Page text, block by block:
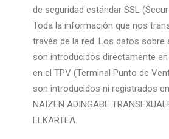
de seguridad estándar SSL
Toda la información que nos
través de la red. Los datos sobre
son introducidos directamente
en el TPV (Terminal Punto de
son introducidos ni registrados
NAIZEN ADINGABE
ELKARTEA.